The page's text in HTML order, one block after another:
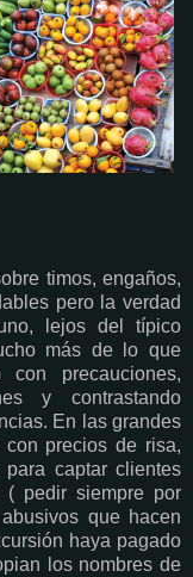
timos, engaños,
pero la verdad
lejos del típico
más de lo que
precauciones,
y contrastando
En las grandes
precios de risa,
captar clientes
pedir siempre por
que hacen
haya pagado
los nombres de